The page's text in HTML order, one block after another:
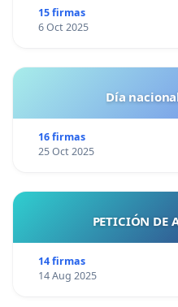
15 firmas
6 Oct 2025
Día
16 firmas
25 Oct 2025
PETICIÓN DE
14 firmas
14 Aug 2025